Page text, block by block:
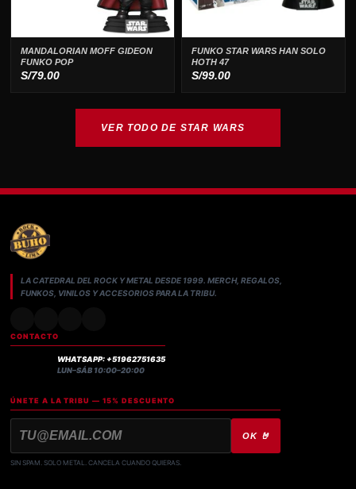
MANDALORIAN MOFF GIDEON
FUNKO POP
S/79.00
FUNKO STAR WARS HAN SOLO
HOTH 47
S/99.00
VER TODO DE STAR WARS
LA CATEDRAL DEL ROCK Y METAL DESDE 1999. MERCH, REGALOS,
FUNKOS, VINILOS Y ACCESORIOS PARA LA TRIBU.
CONTACTO
WHATSAPP: +51962751635
LUN–SÁB 10:00–20:00
ÚNETE A LA TRIBU — 15% DESCUENTO
OK 🤘
SIN SPAM. SOLO METAL. CANCELA CUANDO QUIERAS.